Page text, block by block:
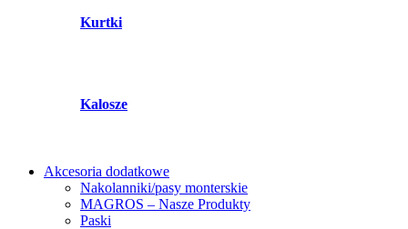
Kurtki
Kalosze
Akcesoria dodatkowe
Nakolanniki/pasy monterskie
MAGROS – Nasze Produkty
Paski